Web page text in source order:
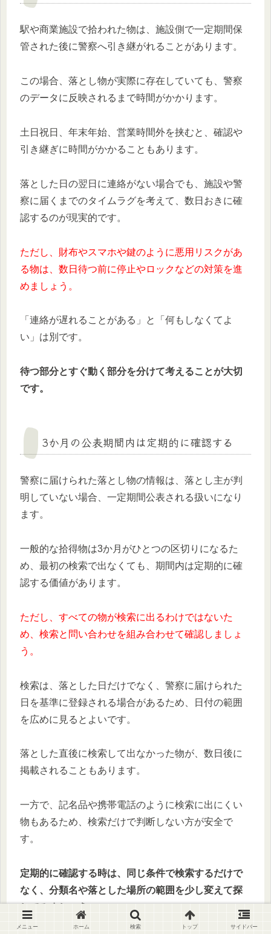
駅や商業施設で拾われた物は、施設側で一定期間保
管された後に警察へ引き継がれることがあります。
この場合、落とし物が実際に存在していても、警察
のデータに反映されるまで時間がかかります。
土日祝日、年末年始、営業時間外を挟むと、確認や
引き継ぎに時間がかかることもあります。
落とした日の翌日に連絡がない場合でも、施設や警
察に届くまでのタイムラグを考えて、数日おきに確
認するのが現実的です。
ただし、財布やスマホや鍵のように悪用リスクがあ
る物は、数日待つ前に停止やロックなどの対策を進
めましょう。
「連絡が遅れることがある」と「何もしなくてよ
い」は別です。
待つ部分とすぐ動く部分を分けて考えることが大切
です。
3か月の公表期間内は定期的に確認する
警察に届けられた落とし物の情報は、落とし主が判
明していない場合、一定期間公表される扱いになり
ます。
一般的な拾得物は3か月がひとつの区切りになるた
め、最初の検索で出なくても、期間内は定期的に確
認する価値があります。
ただし、すべての物が検索に出るわけではないた
め、検索と問い合わせを組み合わせて確認しましょ
う。
検索は、落とした日だけでなく、警察に届けられた
日を基準に登録される場合があるため、日付の範囲
を広めに見るとよいです。
落とした直後に検索して出なかった物が、数日後に
掲載されることもあります。
一方で、記名品や携帯電話のように検索に出にくい
物もあるため、検索だけで判断しない方が安全で
す。
定期的に確認する時は、同じ条件で検索するだけで
なく、分類名や落とした場所の範囲を少し変えて探
してみましょう。
メニュー ホーム 検索 トップ サイドバー